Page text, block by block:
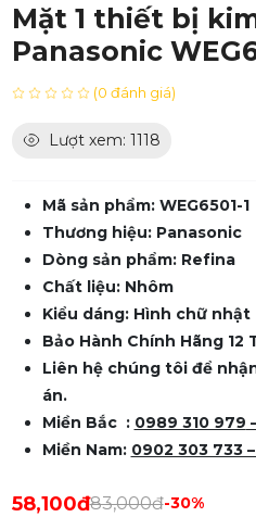
Mặt 1 thiết bị
Panasonic
(0 đánh giá)
Lượt xem: 1118
Mã sản phẩm: WEG6501-1
Thương hiệu: Panasonic
Dòng sản phẩm: Refina
Chất liệu: Nhôm
Kiểu dáng: Hình chữ nhật
Bảo Hành Chính Hãng 12
Liên hệ chúng tôi để
án.
Miền Bắc : 0989 310 979
Miền Nam: 0902 303 733
58,100đ83,000đ-30%